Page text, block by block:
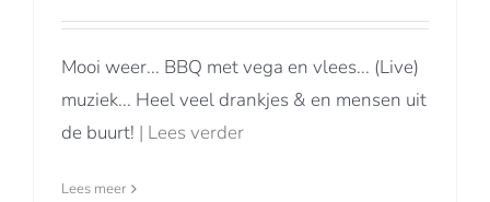
Mooi weer... BBQ met vega en vlees... (Live)
muziek... Heel veel drankjes & en mensen uit
de buurt! | Lees verder
Lees meer